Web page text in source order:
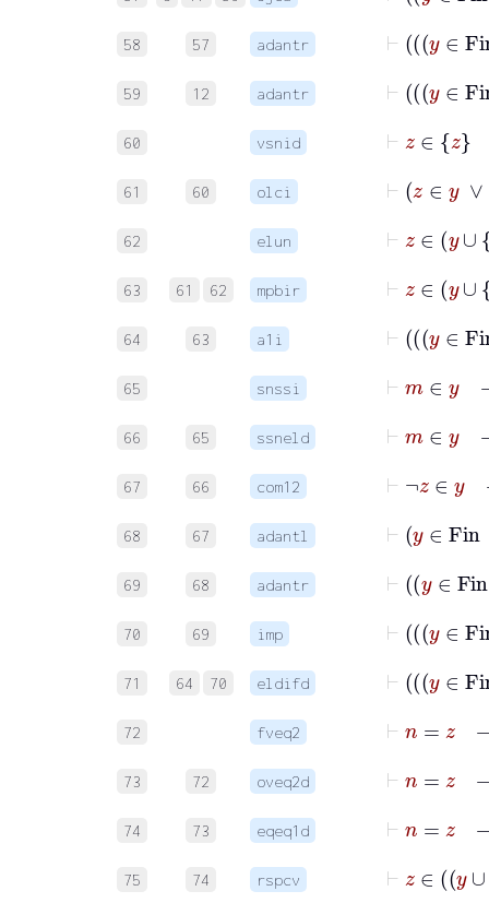
58 57 adantr
59 12 adantr
60 vsnid
∈z
61 60 olci
62 elun
63 61 62 mpbir
∈
64 63 a1i
65 snssi
66 65 ssneld
67 66 com12
68 67 adantl
69 68 adantr
70 69 imp
71 64 70 eldifd
72 fveq2
73 72 oveq2d
74 73 eqeq1d
75 74 rspcv